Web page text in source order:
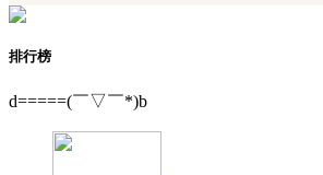
排行榜
d=====(￣▽￣*)b